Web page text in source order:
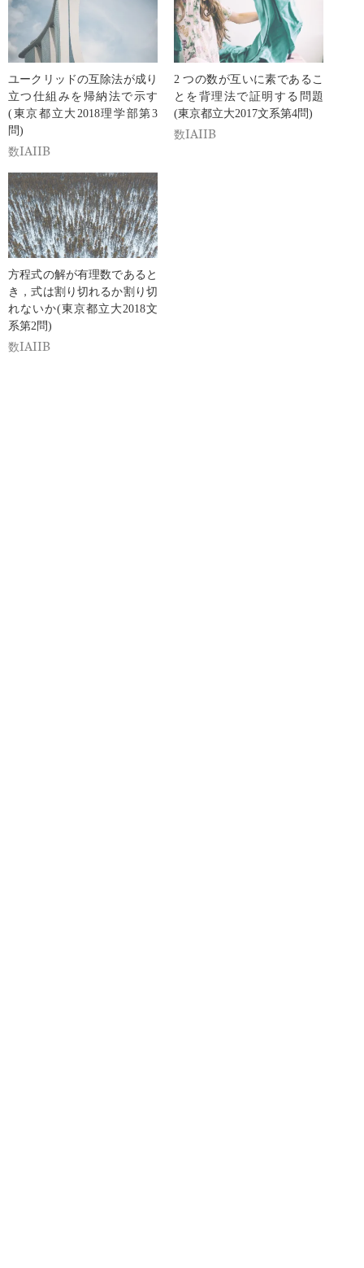
ユークリッドの互除法が成り
立つ仕組みを帰納法で示す
(東京都立大2018理学部第3
問)
数IAIIB
2 つの数が互いに素であるこ
とを背理法で証明する問題
(東京都立大2017文系第4問)
数IAIIB
方程式の解が有理数であると
き，式は割り切れるか割り切
れないか(東京都立大2018文
系第2問)
数IAIIB